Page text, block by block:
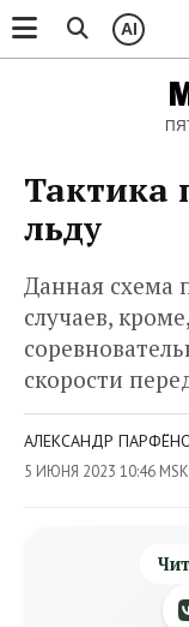
AI
Тактика
льду
Данная схема
случаев,
скорости
АЛЕКСАНДР
5 ИЮНЯ 2023 10:46 MSK